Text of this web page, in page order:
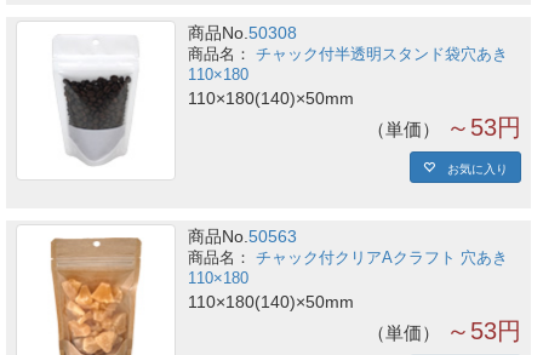
商品No.50308
チャック付半透明スタンド袋穴あき
110×180
110×180(140)×50mm
単価 ～53円
お気に入り
商品No.50563
チャック付クリアAクラフト 穴あき
110×180
110×180(140)×50mm
単価 ～53円